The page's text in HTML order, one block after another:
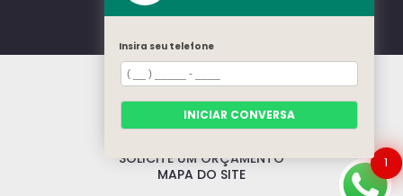
HOME
MODELOS
CONTATO
SOLICITE UM ORÇAMENTO
MAPA DO SITE
1
Insira seu telefone
INICIAR CONVERSA